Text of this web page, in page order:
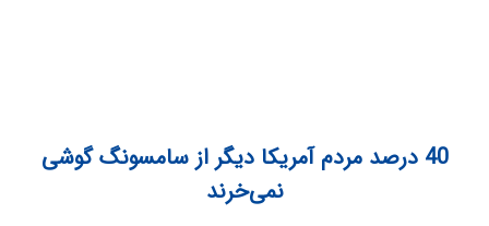
40 درصد مردم آمریکا دیگر از سامسونگ گوشی
نمی‌خرند